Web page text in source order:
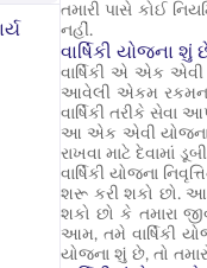
તમારી પાસે કોઈ
નહીં.
વાર્ષિકી યોજના શું
વાર્ષિકી એ એક
આવેલી એકમ રકમના
વાર્ષિકી તરીકે સેવા
આ એક એવી યોજના છે
રાખવા માટે દેવામાં
વાર્ષિકી યોજના
શરૂ કરી શકો છો. આ
શકો છો કે તમારા
આમ, તમે વાર્ષિકી
યોજના શું છે, તો